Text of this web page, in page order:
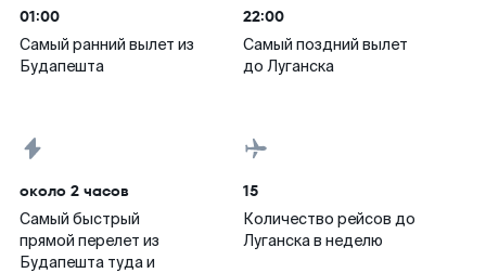
01:00
Самый ранний вылет из
Будапешта
22:00
Самый поздний вылет
до Луганска
около 2 часов
Самый быстрый
прямой перелет из
Будапешта туда и
15
Количество рейсов до
Луганска в неделю